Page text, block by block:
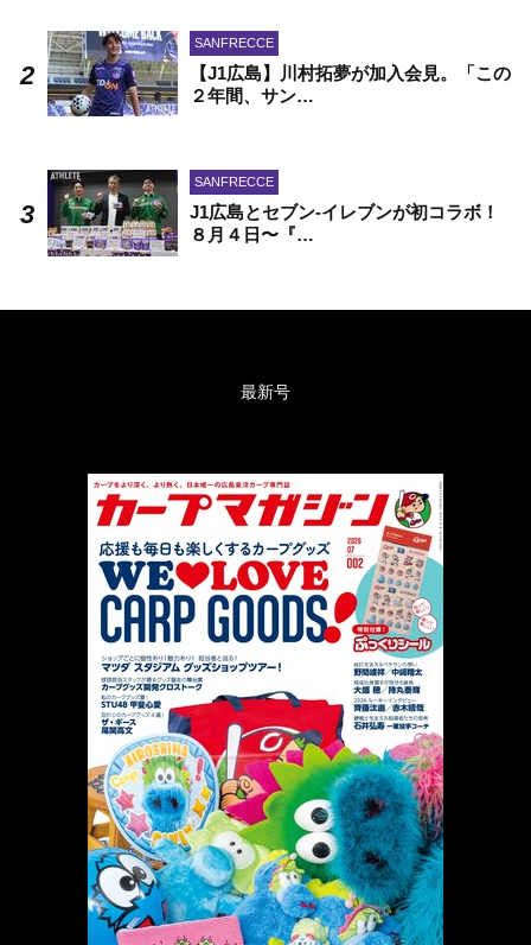
SANFRECCE
【J1広島】川村拓夢が加入会見。「この
２年間、サン…
SANFRECCE
J1広島とセブン-イレブンが初コラボ！
８月４日〜『…
最新号